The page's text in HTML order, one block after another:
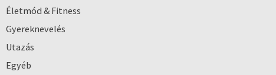
Életmód & Fitness
Gyereknevelés
Utazás
Egyéb